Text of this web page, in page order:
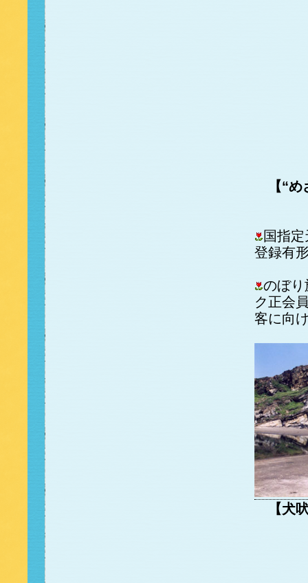
【“
国指
登録有
のぼり
ク正会
客に向
【犬